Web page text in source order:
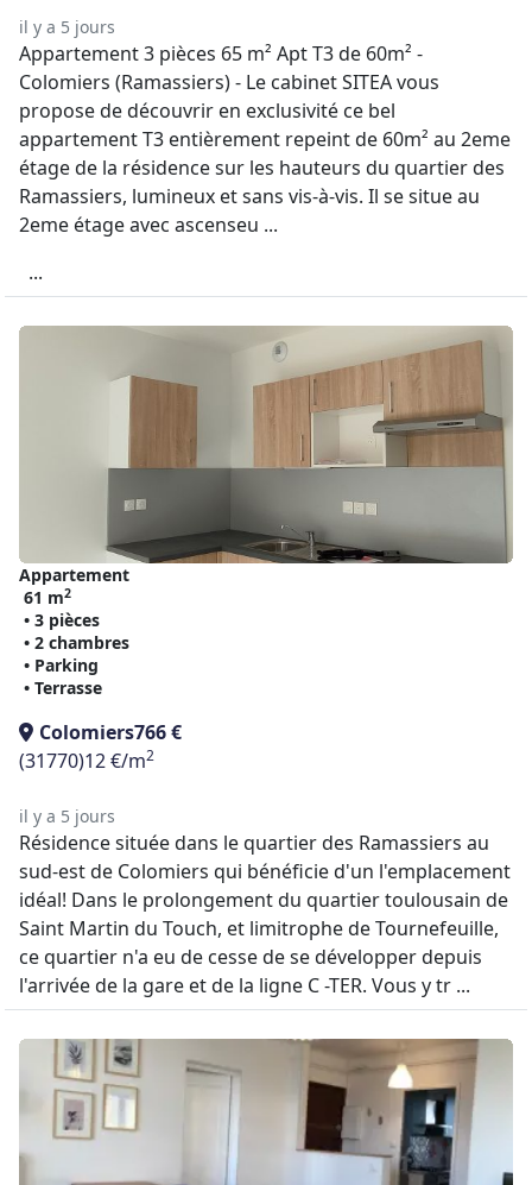
il y a 5 jours
Appartement 3 pièces 65 m² Apt T3 de 60m² -
Colomiers (Ramassiers) - Le cabinet SITEA vous
propose de découvrir en exclusivité ce bel
appartement T3 entièrement repeint de 60m² au 2eme
étage de la résidence sur les hauteurs du quartier des
Ramassiers, lumineux et sans vis-à-vis. Il se situe au
2eme étage avec ascenseu ...
...
Appartement
61 m2
• 3 pièces
• 2 chambres
• Parking
• Terrasse
Colomiers766 €
(31770)12 €/m2
il y a 5 jours
Résidence située dans le quartier des Ramassiers au
sud-est de Colomiers qui bénéficie d'un l'emplacement
idéal! Dans le prolongement du quartier toulousain de
Saint Martin du Touch, et limitrophe de Tournefeuille,
ce quartier n'a eu de cesse de se développer depuis
l'arrivée de la gare et de la ligne C -TER. Vous y tr ...